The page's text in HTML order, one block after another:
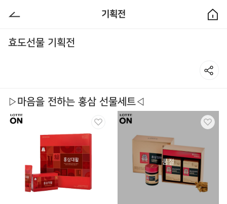
기획전
효도선물 기획전
▷마음을 전하는 홍삼 선물세트◁